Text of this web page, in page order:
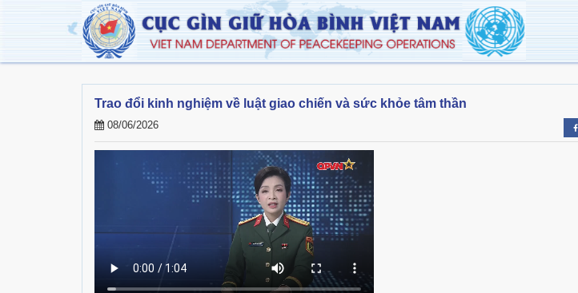
Trao đổi kinh nghiệm về luật giao chiến và sức khỏe tâm thần
08/06/2026